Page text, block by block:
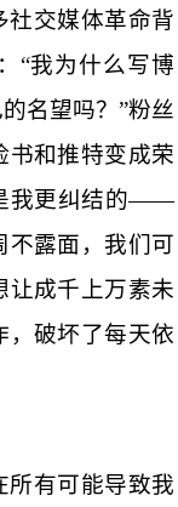
社交媒体革命背
“我为什么写博
名望吗？”粉丝
书和推特变成荣
我更纠结的——
不露面，我们可
让成千上万素未
，破坏了每天依
所有可能导致我